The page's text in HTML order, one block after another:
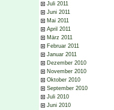
Juli 2011
Juni 2011
Mai 2011
April 2011
März 2011
Februar 2011
Januar 2011
Dezember 2010
November 2010
Oktober 2010
September 2010
Juli 2010
Juni 2010